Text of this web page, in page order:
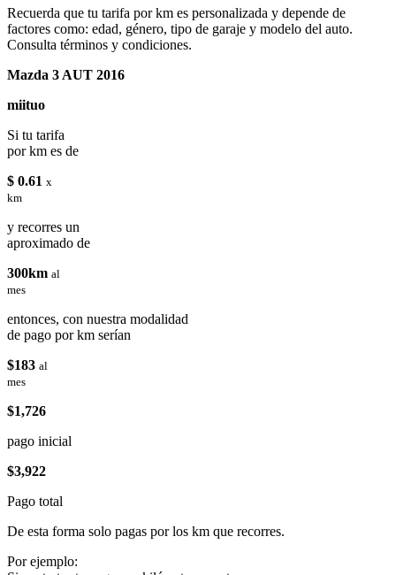
Recuerda que tu tarifa por km es personalizada y depende de
factores como: edad, género, tipo de garaje y modelo del auto.
Consulta términos y condiciones.
Mazda 3 AUT 2016
miituo
Si tu tarifa
por km es de
$ 0.61 x
km
y recorres un
aproximado de
300km al
mes
entonces, con nuestra modalidad
de pago por km serían
$183 al
mes
$1,726
pago inicial
$3,922
Pago total
De esta forma solo pagas por los km que recorres.
Por ejemplo: